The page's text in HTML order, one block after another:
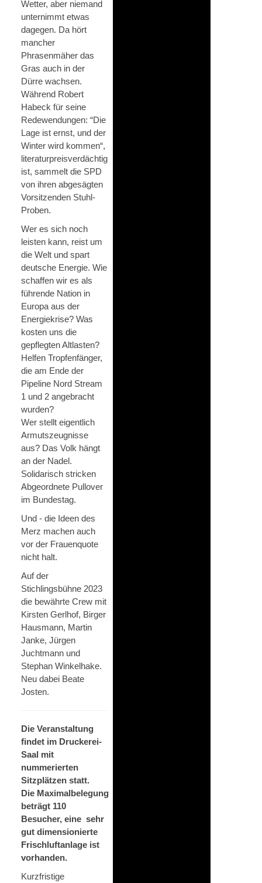
Wetter, aber niemand
unternimmt etwas
dagegen. Da hört
mancher
Phrasenmäher das
Gras auch in der
Dürre wachsen.
Während Robert
Habeck für seine
Redewendungen: “Die
Lage ist ernst, und der
Winter wird kommen“,
literaturpreisverdächtig
ist, sammelt die SPD
von ihren abgesägten
Vorsitzenden Stuhl-
Proben.
Wer es sich noch
leisten kann, reist um
die Welt und spart
deutsche Energie. Wie
schaffen wir es als
führende Nation in
Europa aus der
Energiekrise? Was
kosten uns die
gepflegten Altlasten?
Helfen Tropfenfänger,
die am Ende der
Pipeline Nord Stream
1 und 2 angebracht
wurden?
Wer stellt eigentlich
Armutszeugnisse
aus? Das Volk hängt
an der Nadel.
Solidarisch stricken
Abgeordnete Pullover
im Bundestag.
Und - die Ideen des
Merz machen auch
vor der Frauenquote
nicht halt.
Auf der
Stichlingsbühne 2023
die bewährte Crew mit
Kirsten Gerlhof, Birger
Hausmann, Martin
Janke, Jürgen
Juchtmann und
Stephan Winkelhake.
Neu dabei Beate
Josten.
Die Veranstaltung
findet im Druckerei-
Saal mit
nummerierten
Sitzplätzen statt.
Die Maximalbelegung
beträgt 110
Besucher, eine sehr
gut dimensionierte
Frischluftanlage ist
vorhanden.
Kurzfristige